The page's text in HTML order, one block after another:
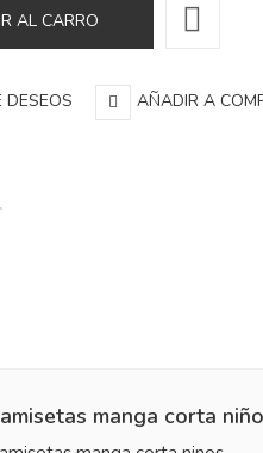
AÑADIR A
manga corta niño